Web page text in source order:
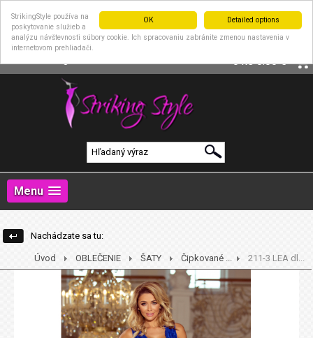
Detailed options
OK
StrikingStyle používa na
poskytovanie služieb a
analýzu návštevnosti súbory cookie. Ich spracovaniu zabránite zmenou nastavenia v
internetovom prehliadači.
0 ks0.00 €
Menu
Nachádzate sa tu:
Úvod OBLEČENIE ŠATY Čipkované ... 211-3 LEA dl...